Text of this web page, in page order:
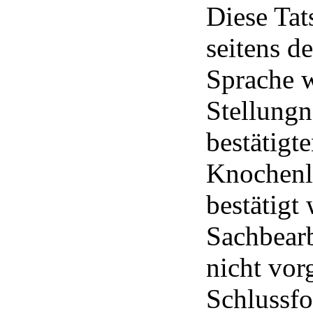
Diese
seitens
Sprache
bestätigt
nicht